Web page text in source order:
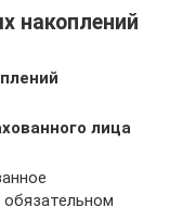
накоплений
лица